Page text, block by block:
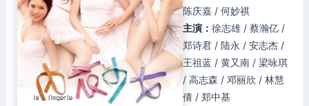
陈庆嘉 / 何妙祺
主演： 徐志雄 / 蔡瀚亿 /
郑诗君 / 陆永 / 安志杰 /
王祖蓝 / 黄又南 / 梁咏琪
/ 高志森 / 邓丽欣 / 林慧
倩 / 郑中基